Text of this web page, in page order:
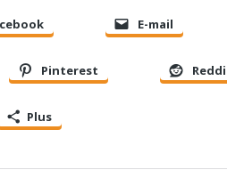
E-mail
Pinterest
Plus